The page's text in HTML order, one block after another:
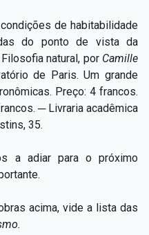
de habitabilidade
do ponto de vista da
natural, por Camille
de Paris. Um grande
Preço: 4 francos.
─ Livraria acadêmica
35.
a adiar para o próximo
acima, vide a lista das